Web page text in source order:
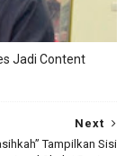
Jadi Content
Next
Tampilkan Sisi